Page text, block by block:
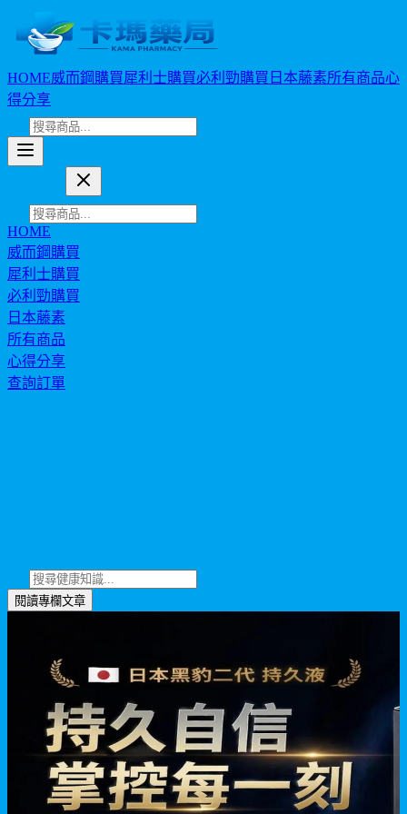
HOME威而鋼購買犀利士購買必利勁購買 日本藤素所有商品心
得分享
HOME
威而鋼購買
犀利士購買
必利勁購買
日本藤素
所有商品
心得分享
查詢訂單
閱讀專欄文章